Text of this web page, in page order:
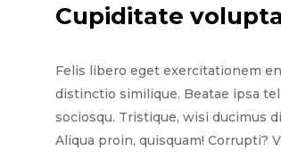
Cupiditate
Felis libero eget exercitationem
distinctio similique. Beatae ipsa
sociosqu. Tristique, wisi ducimus
Aliqua proin, quisquam! Corrupti?